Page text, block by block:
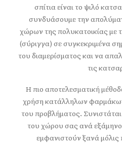
σπίτια είναι το ψιλό
συνδυάσουμε την
χώρων της πολυκατοικίας με
(σύριγγα) σε συγκεκριμένα
του διαμερίσματος και να
τις
Η πιο αποτελεσματική
χρήση κατάλληλων
του προβλήματος.
του χώρου σας ανά
εμφανιστούν ξανά